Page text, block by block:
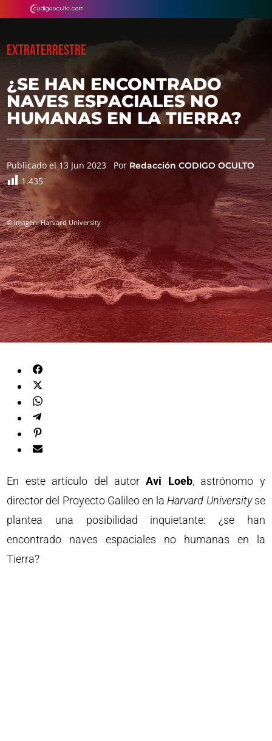
EXTRATERRESTRE
¿SE HAN ENCONTRADO
NAVES ESPACIALES NO
HUMANAS EN LA TIERRA?
Publicado el 13 Jun 2023 Por Redacción CODIGO OCULTO
1.435
© Imagen: Harvard University
En este artículo del autorAvi Loeb, astrónomo y
director del Proyecto Galileo en la Harvard Universityse
plantea una posibilidad inquietante: ¿se han
encontrado naves espaciales no humanas en la
Tierra?